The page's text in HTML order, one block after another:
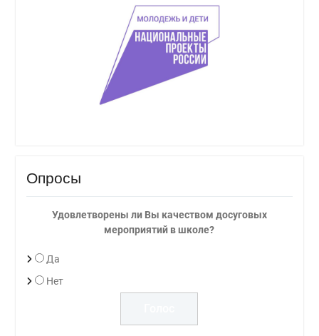
Опросы
Удовлетворены ли Вы качеством досуговых
мероприятий в школе?
Да
Нет